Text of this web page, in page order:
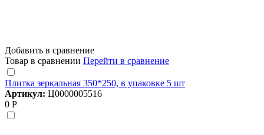
Добавить в сравнение
Товар в сравнении Перейти в сравнение
Плитка зеркальная 350*250, в упаковке 5 шт
Артикул: Ц0000005516
0 Р